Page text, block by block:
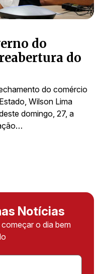
do
do
do comércio
Wilson Lima
domingo, 27, a
Notícias
o dia bem